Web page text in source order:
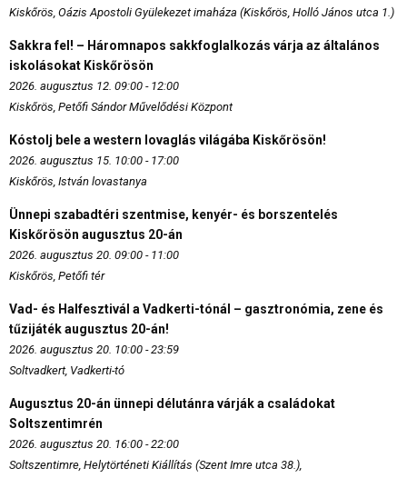
Kiskőrös, Oázis Apostoli Gyülekezet imaháza (Kiskőrös, Holló János utca 1.)
Sakkra fel! – Háromnapos sakkfoglalkozás várja az általános
iskolásokat Kiskőrösön
2026. augusztus 12. 09:00 - 12:00
Kiskőrös, Petőfi Sándor Művelődési Központ
Kóstolj bele a western lovaglás világába Kiskőrösön!
2026. augusztus 15. 10:00 - 17:00
Kiskőrös, István lovastanya
Ünnepi szabadtéri szentmise, kenyér- és borszentelés
Kiskőrösön augusztus 20-án
2026. augusztus 20. 09:00 - 11:00
Kiskőrös, Petőfi tér
Vad- és Halfesztivál a Vadkerti-tónál – gasztronómia, zene és
tűzijáték augusztus 20-án!
2026. augusztus 20. 10:00 - 23:59
Soltvadkert, Vadkerti-tó
Augusztus 20-án ünnepi délutánra várják a családokat
Soltszentimrén
2026. augusztus 20. 16:00 - 22:00
Soltszentimre, Helytörténeti Kiállítás (Szent Imre utca 38.),